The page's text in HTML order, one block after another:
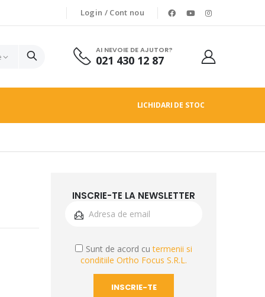
Login / Cont nou
AI NEVOIE DE AJUTOR?
021 430 12 87
LICHIDARI DE STOC
INSCRIE-TE LA NEWSLETTER
Sunt de acord cutermenii si
conditiile Ortho Focus S.R.L.